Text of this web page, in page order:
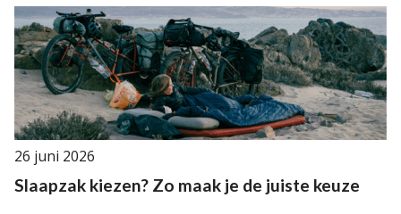
26 juni 2026
Slaapzak kiezen? Zo maak je de juiste keuze